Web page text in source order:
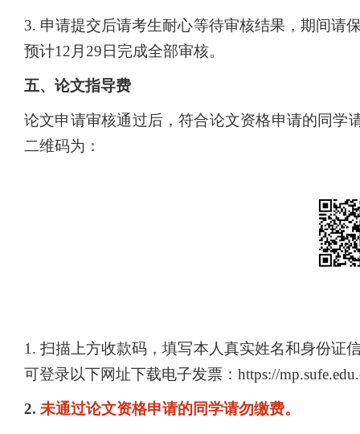
3. 申请提交后请考生耐心等待审核结果，期间请
预计12月29日完成全部审核。
五、论文指导费
论文申请审核通过后，符合论文资格申请的同学
二维码为：
1.扫描上方收款码，填写本人真实姓名和身份证
可登录以下网址下载电子发票：https://
2. 未通过论文资格申请的同学请勿缴费。